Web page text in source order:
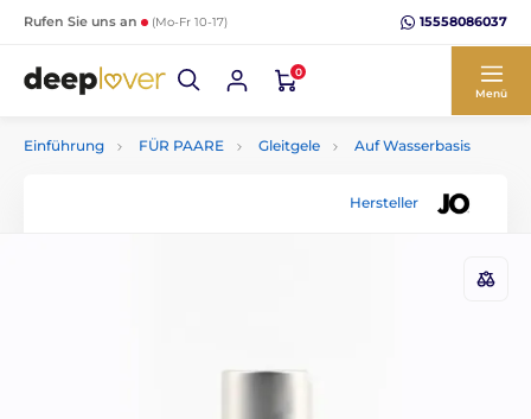
Rufen Sie uns an (Mo-Fr 10-17) 15558086037
0
Menü
Einführung FÜR PAARE Gleitgele Auf Wasserbasis
Hersteller